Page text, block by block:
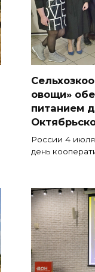
овощи»
питанием
России 4
день